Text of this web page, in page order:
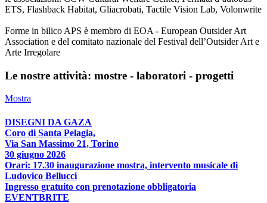
ETS, Flashback Habitat, Gliacrobati, Tactile Vision Lab, Volonwrite
Forme in bilico APS è membro di EOA - European Outsider Art
Association e del comitato nazionale del Festival dell’Outsider Art e
Arte Irregolare
Le nostre attività: mostre - laboratori - progetti
Mostra
DISEGNI DA GAZA
Coro di Santa Pelagia,
Via San Massimo 21, Torino
30 giugno 2026
Orari: 17.30 inaugurazione mostra, intervento musicale di
Ludovico Bellucci
Ingresso gratuito con prenotazione obbligatoria
EVENTBRITE